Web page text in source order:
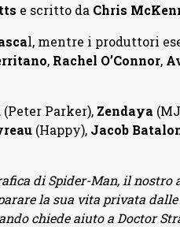
e scritto da Chris
l, mentre i produttori
,Rachel O’Connor,
(Peter Parker), Zendaya
(Happy), Jacob
di Spider-Man, il nostro
la sua vita privata
chiede aiuto a Doctor